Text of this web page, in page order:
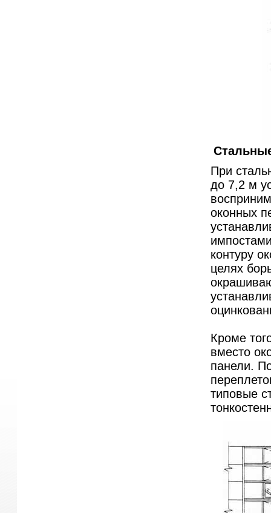
При
до 7,2 м
оконных
контуру
целях
Кроме
вместо
панели.
типовые